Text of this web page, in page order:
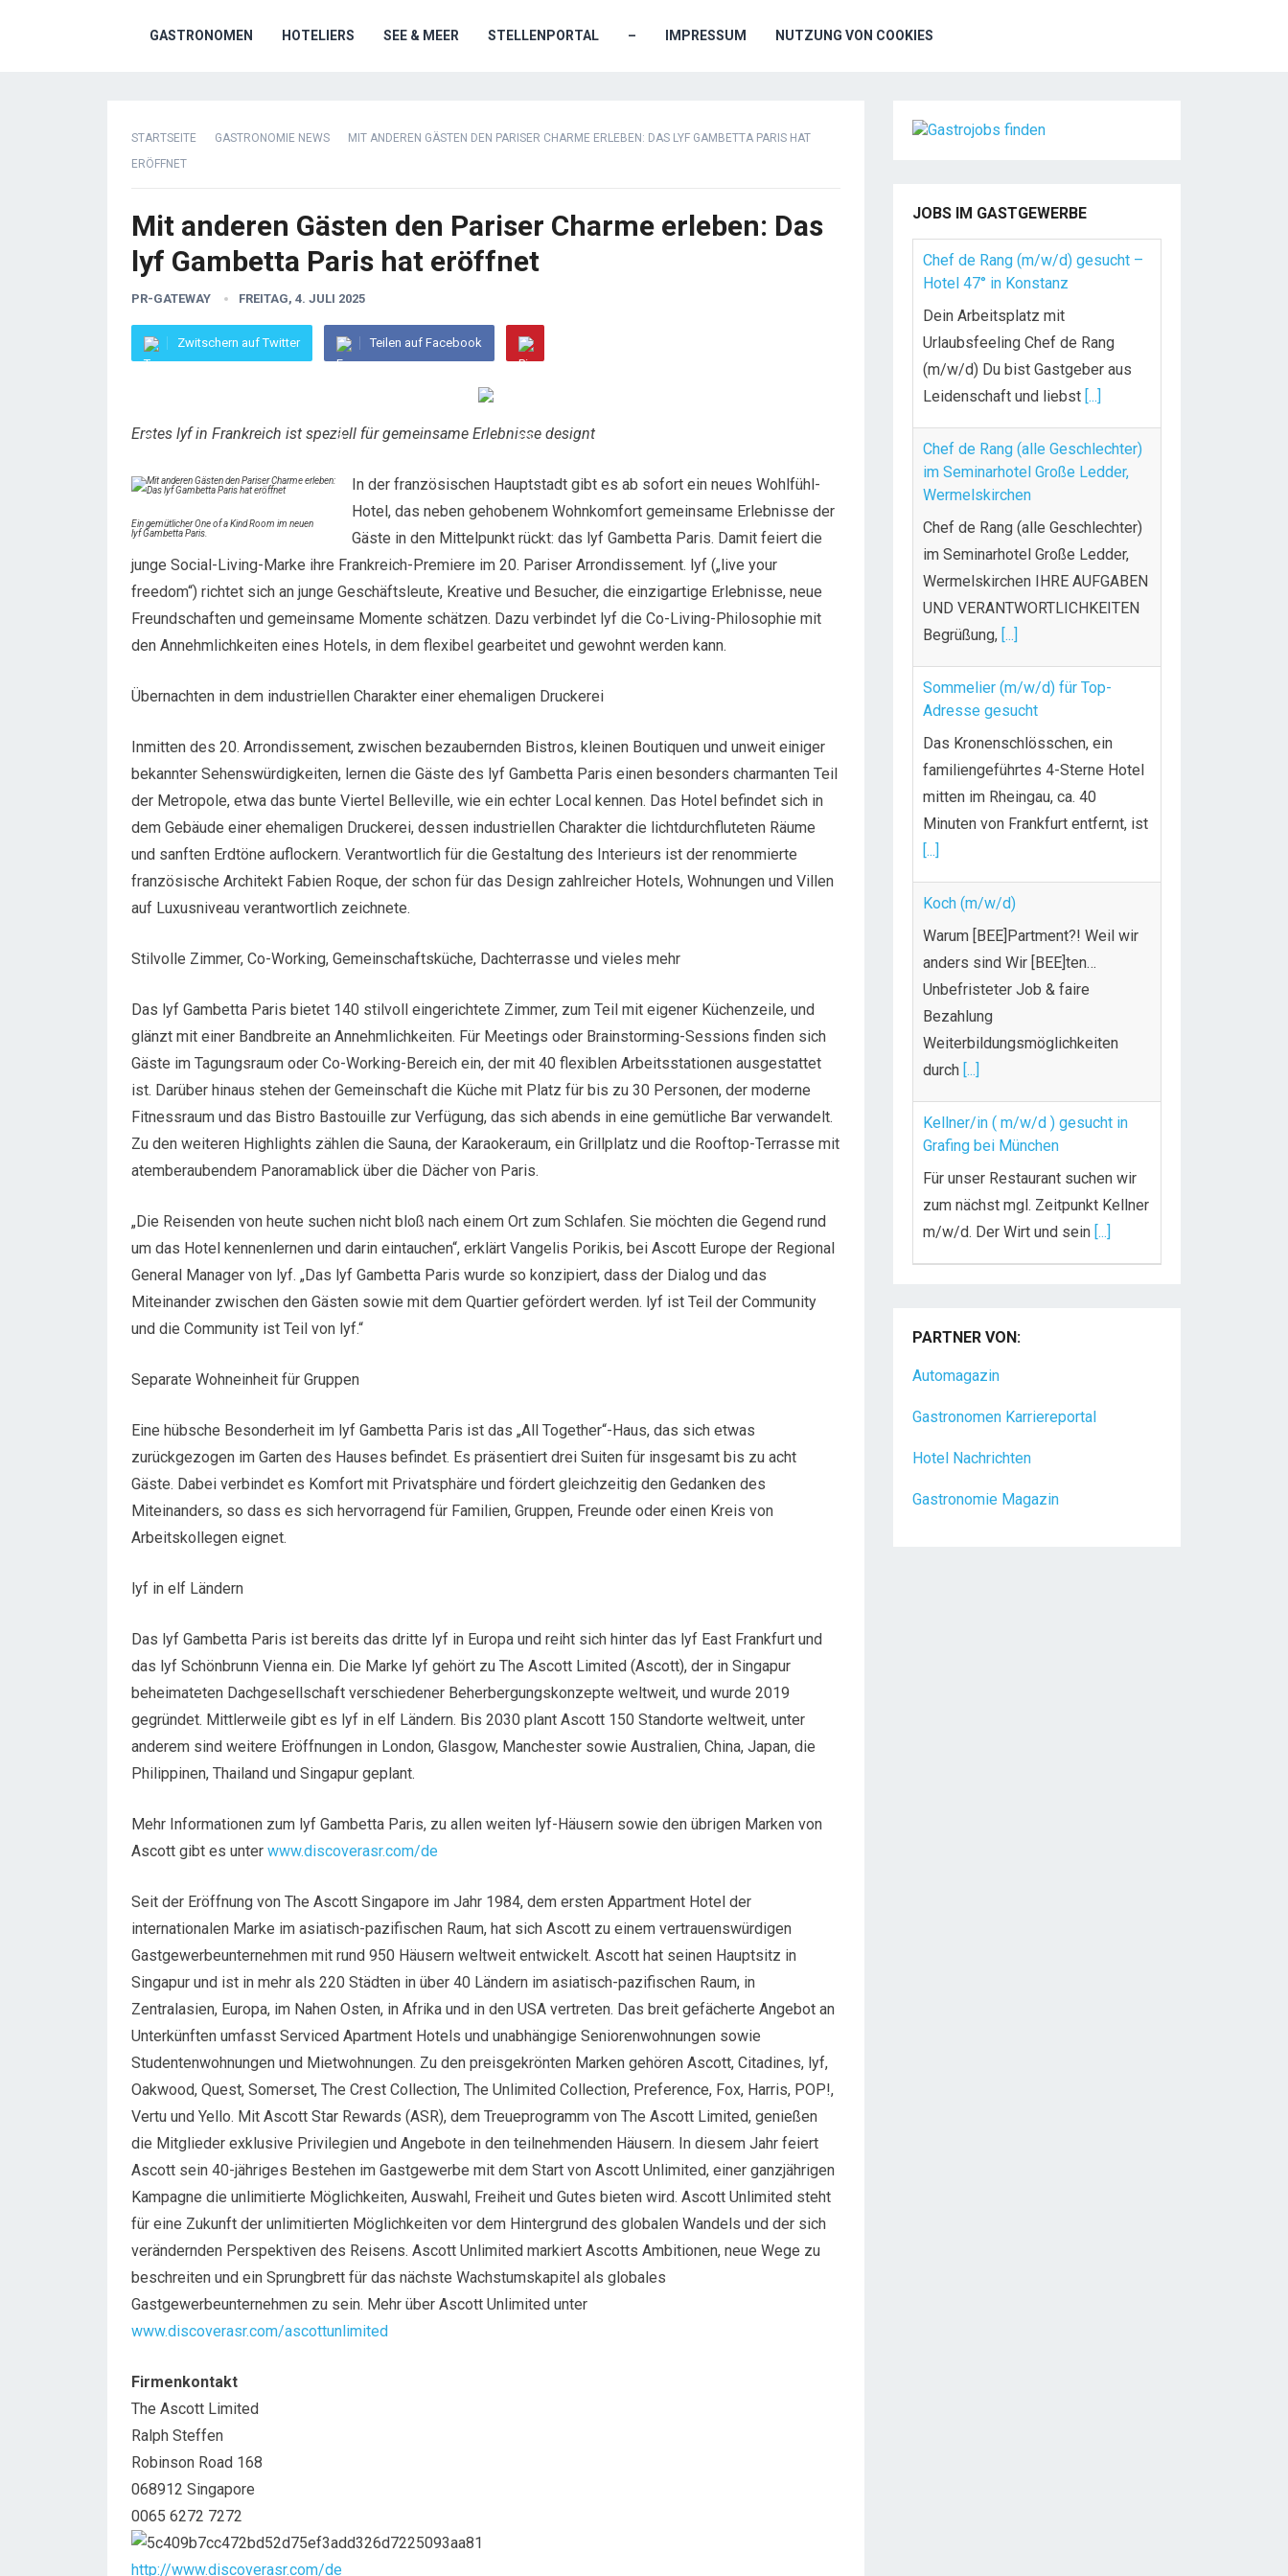
GASTRONOMEN HOTELIERS SEE & MEER STELLENPORTAL – IMPRESSUM NUTZUNG VON COOKIES
STARTSEITE GASTRONOMIE NEWS
MIT ANDEREN GÄSTEN DEN PARISER CHARME ERLEBEN: DAS LYF GAMBETTA PARIS HAT
ERÖFFNET
Mit anderen Gästen den Pariser Charme erleben: Das
lyf Gambetta Paris hat eröffnet
PR-GATEWAY FREITAG, 4. JULI 2025
Zwitschern auf Twitter Teilen auf Facebook
Erstes lyf in Frankreich ist speziell für gemeinsame Erlebnisse designt
Ein gemütlicher One of a Kind Room im neuen
lyf Gambetta Paris.
In der französischen Hauptstadt gibt es ab sofort ein neues Wohlfühl-
Hotel, das neben gehobenem Wohnkomfort gemeinsame Erlebnisse der
Gäste in den Mittelpunkt rückt: das lyf Gambetta Paris. Damit feiert die
junge Social-Living-Marke ihre Frankreich-Premiere im 20. Pariser Arrondissement. lyf („live your
freedom“) richtet sich an junge Geschäftsleute, Kreative und Besucher, die einzigartige Erlebnisse, neue
Freundschaften und gemeinsame Momente schätzen. Dazu verbindet lyf die Co-Living-Philosophie mit
den Annehmlichkeiten eines Hotels, in dem flexibel gearbeitet und gewohnt werden kann.
Übernachten in dem industriellen Charakter einer ehemaligen Druckerei
Inmitten des 20. Arrondissement, zwischen bezaubernden Bistros, kleinen Boutiquen und unweit einiger
bekannter Sehenswürdigkeiten, lernen die Gäste des lyf Gambetta Paris einen besonders charmanten Teil
der Metropole, etwa das bunte Viertel Belleville, wie ein echter Local kennen. Das Hotel befindet sich in
dem Gebäude einer ehemaligen Druckerei, dessen industriellen Charakter die lichtdurchfluteten Räume
und sanften Erdtöne auflockern. Verantwortlich für die Gestaltung des Interieurs ist der renommierte
französische Architekt Fabien Roque, der schon für das Design zahlreicher Hotels, Wohnungen und Villen
auf Luxusniveau verantwortlich zeichnete.
Stilvolle Zimmer, Co-Working, Gemeinschaftsküche, Dachterrasse und vieles mehr
Das lyf Gambetta Paris bietet 140 stilvoll eingerichtete Zimmer, zum Teil mit eigener Küchenzeile, und
glänzt mit einer Bandbreite an Annehmlichkeiten. Für Meetings oder Brainstorming-Sessions finden sich
Gäste im Tagungsraum oder Co-Working-Bereich ein, der mit 40 flexiblen Arbeitsstationen ausgestattet
ist. Darüber hinaus stehen der Gemeinschaft die Küche mit Platz für bis zu 30 Personen, der moderne
Fitnessraum und das Bistro Bastouille zur Verfügung, das sich abends in eine gemütliche Bar verwandelt.
Zu den weiteren Highlights zählen die Sauna, der Karaokeraum, ein Grillplatz und die Rooftop-Terrasse mit
atemberaubendem Panoramablick über die Dächer von Paris.
„Die Reisenden von heute suchen nicht bloß nach einem Ort zum Schlafen. Sie möchten die Gegend rund
um das Hotel kennenlernen und darin eintauchen“, erklärt Vangelis Porikis, bei Ascott Europe der Regional
General Manager von lyf. „Das lyf Gambetta Paris wurde so konzipiert, dass der Dialog und das
Miteinander zwischen den Gästen sowie mit dem Quartier gefördert werden. lyf ist Teil der Community
und die Community ist Teil von lyf.“
Separate Wohneinheit für Gruppen
Eine hübsche Besonderheit im lyf Gambetta Paris ist das „All Together“-Haus, das sich etwas
zurückgezogen im Garten des Hauses befindet. Es präsentiert drei Suiten für insgesamt bis zu acht
Gäste. Dabei verbindet es Komfort mit Privatsphäre und fördert gleichzeitig den Gedanken des
Miteinanders, so dass es sich hervorragend für Familien, Gruppen, Freunde oder einen Kreis von
Arbeitskollegen eignet.
lyf in elf Ländern
Das lyf Gambetta Paris ist bereits das dritte lyf in Europa und reiht sich hinter das lyf East Frankfurt und
das lyf Schönbrunn Vienna ein. Die Marke lyf gehört zu The Ascott Limited (Ascott), der in Singapur
beheimateten Dachgesellschaft verschiedener Beherbergungskonzepte weltweit, und wurde 2019
gegründet. Mittlerweile gibt es lyf in elf Ländern. Bis 2030 plant Ascott 150 Standorte weltweit, unter
anderem sind weitere Eröffnungen in London, Glasgow, Manchester sowie Australien, China, Japan, die
Philippinen, Thailand und Singapur geplant.
Mehr Informationen zum lyf Gambetta Paris, zu allen weiten lyf-Häusern sowie den übrigen Marken von
Ascott gibt es unter www.discoverasr.com/de
Seit der Eröffnung von The Ascott Singapore im Jahr 1984, dem ersten Appartment Hotel der
internationalen Marke im asiatisch-pazifischen Raum, hat sich Ascott zu einem vertrauenswürdigen
Gastgewerbeunternehmen mit rund 950 Häusern weltweit entwickelt. Ascott hat seinen Hauptsitz in
Singapur und ist in mehr als 220 Städten in über 40 Ländern im asiatisch-pazifischen Raum, in
Zentralasien, Europa, im Nahen Osten, in Afrika und in den USA vertreten. Das breit gefächerte Angebot an
Unterkünften umfasst Serviced Apartment Hotels und unabhängige Seniorenwohnungen sowie
Studentenwohnungen und Mietwohnungen. Zu den preisgekrönten Marken gehören Ascott, Citadines, lyf,
Oakwood, Quest, Somerset, The Crest Collection, The Unlimited Collection, Preference, Fox, Harris, POP!,
Vertu und Yello. Mit Ascott Star Rewards (ASR), dem Treueprogramm von The Ascott Limited, genießen
die Mitglieder exklusive Privilegien und Angebote in den teilnehmenden Häusern. In diesem Jahr feiert
Ascott sein 40-jähriges Bestehen im Gastgewerbe mit dem Start von Ascott Unlimited, einer ganzjährigen
Kampagne die unlimitierte Möglichkeiten, Auswahl, Freiheit und Gutes bieten wird. Ascott Unlimited steht
für eine Zukunft der unlimitierten Möglichkeiten vor dem Hintergrund des globalen Wandels und der sich
verändernden Perspektiven des Reisens. Ascott Unlimited markiert Ascotts Ambitionen, neue Wege zu
beschreiten und ein Sprungbrett für das nächste Wachstumskapitel als globales
Gastgewerbeunternehmen zu sein. Mehr über Ascott Unlimited unter
www.discoverasr.com/ascottunlimited
Firmenkontakt
The Ascott Limited
Ralph Steffen
Robinson Road 168
068912 Singapore
0065 6272 7272
http://www.discoverasr.com/de
JOBS IM GASTGEWERBE
Chef de Rang (m/w/d) gesucht –
Hotel 47° in Konstanz
Dein Arbeitsplatz mit
Urlaubsfeeling Chef de Rang
(m/w/d) Du bist Gastgeber aus
Leidenschaft und liebst [...]
Chef de Rang (alle Geschlechter)
im Seminarhotel Große Ledder,
Wermelskirchen
Chef de Rang (alle Geschlechter)
im Seminarhotel Große Ledder,
Wermelskirchen IHRE AUFGABEN
UND VERANTWORTLICHKEITEN
Begrüßung, [...]
Sommelier (m/w/d) für Top-
Adresse gesucht
Das Kronenschlösschen, ein
familiengeführtes 4-Sterne Hotel
mitten im Rheingau, ca. 40
Minuten von Frankfurt entfernt, ist
[...]
Koch (m/w/d)
Warum [BEE]Partment?! Weil wir
anders sind Wir [BEE]ten…
Unbefristeter Job & faire
Bezahlung
Weiterbildungsmöglichkeiten
durch [...]
Kellner/in ( m/w/d ) gesucht in
Grafing bei München
Für unser Restaurant suchen wir
zum nächst mgl. Zeitpunkt Kellner
m/w/d. Der Wirt und sein [...]
PARTNER VON:
Automagazin
Gastronomen Karriereportal
Hotel Nachrichten
Gastronomie Magazin